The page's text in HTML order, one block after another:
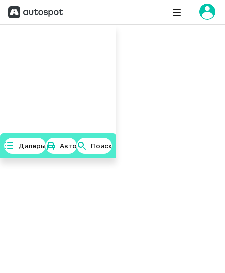
Дилеры Авто Поиск